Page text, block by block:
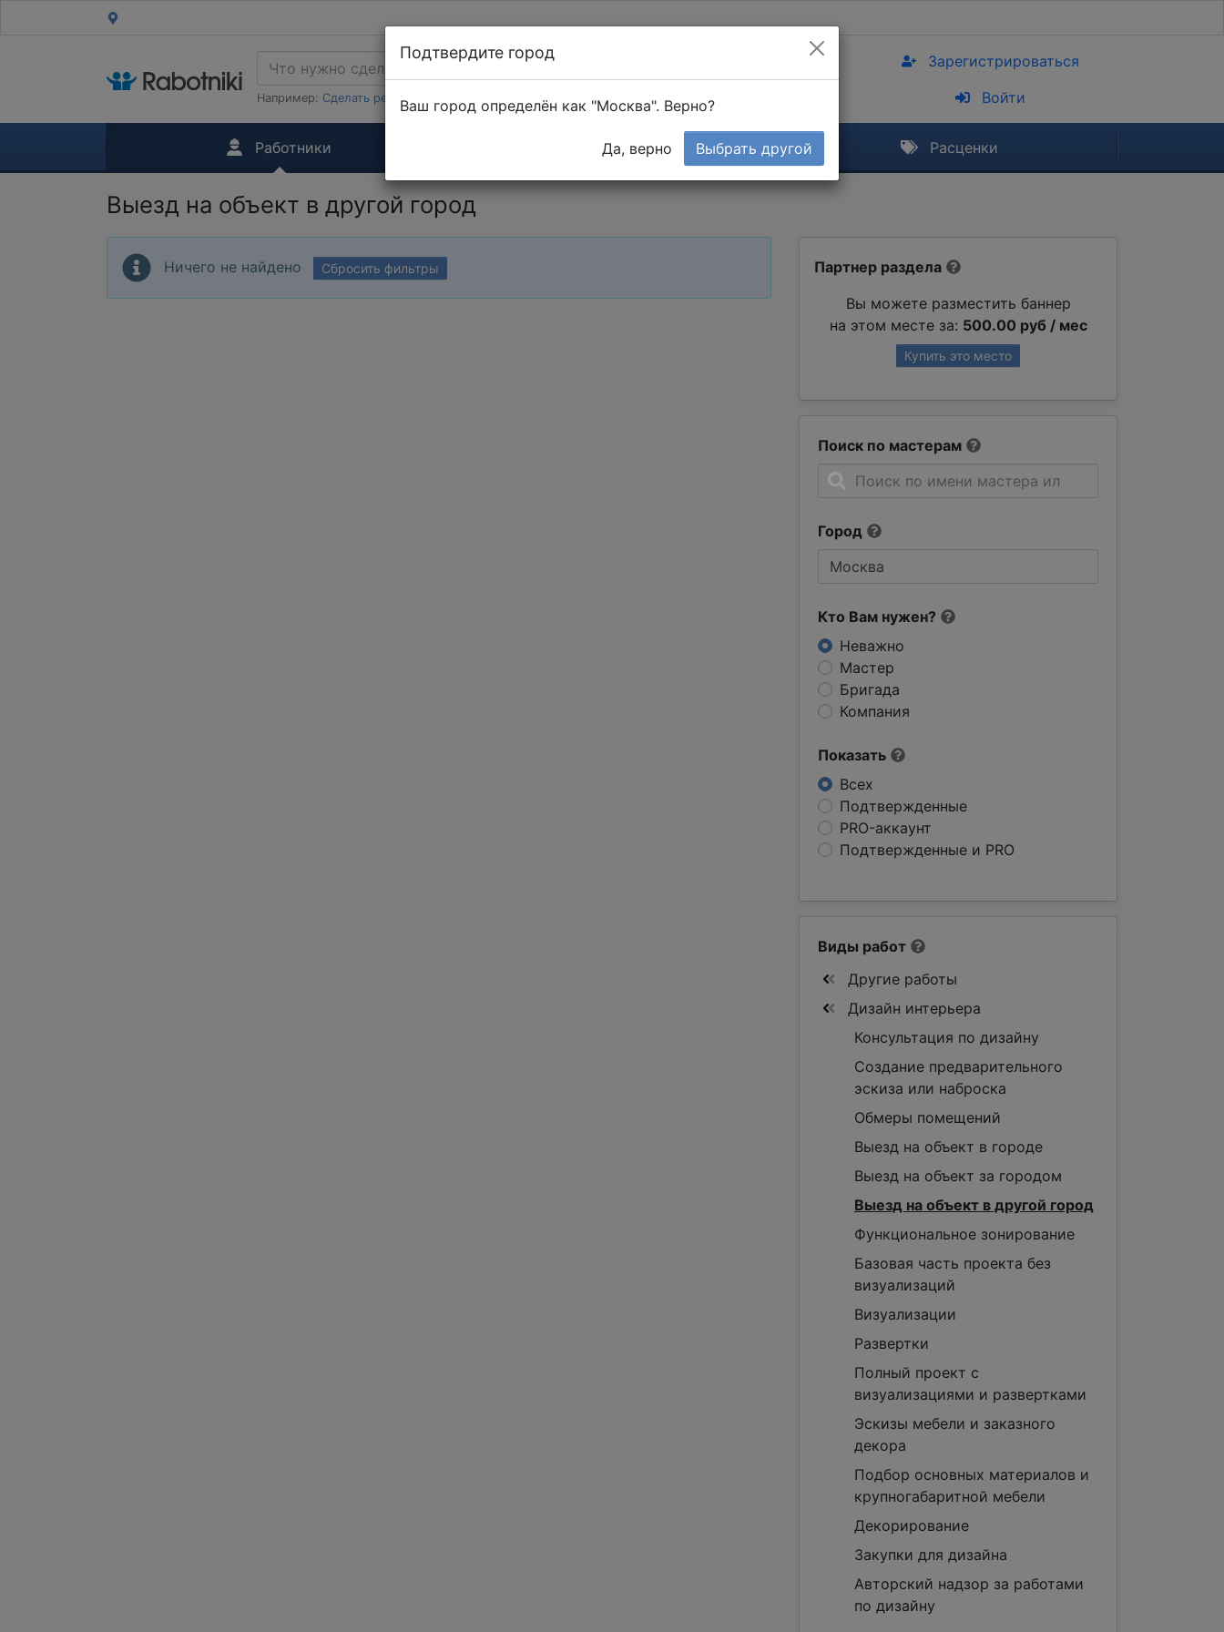
Например: Сделать ремонт в 1-к квартире
Зарегистрироваться
Войти
Работники Тендеры Расценки
Выезд на объект в другой город
Партнер раздела
Вы можете разместить баннер
на этом месте за: 500.00 руб / мес
Купить это место
Поиск по мастерам
Город
Кто Вам нужен?
Неважно
Мастер
Бригада
Компания
Показать
Всех
Подтвержденные
PRO-аккаунт
Подтвержденные и PRO
Ничего не найдено Сбросить фильтры
Виды работ
Другие работы
Дизайн интерьера
Консультация по дизайну
Создание предварительного
эскиза или наброска
Обмеры помещений
Выезд на объект в городе
Выезд на объект за городом
Выезд на объект в другой город
Функциональное зонирование
Базовая часть проекта без
визуализаций
Визуализации
Развертки
Полный проект с
визуализациями и развертками
Эскизы мебели и заказного
декора
Подбор основных материалов и
крупногабаритной мебели
Декорирование
Закупки для дизайна
Авторский надзор за работами
по дизайну
Подтвердите город
Ваш город определён как "Москва". Верно?
Да, верно Выбрать другой